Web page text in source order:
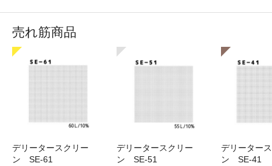
売れ筋商品
デリータースクリー
ン SE-61
デリータースクリー
ン SE-51
デリーター
ン SE-41